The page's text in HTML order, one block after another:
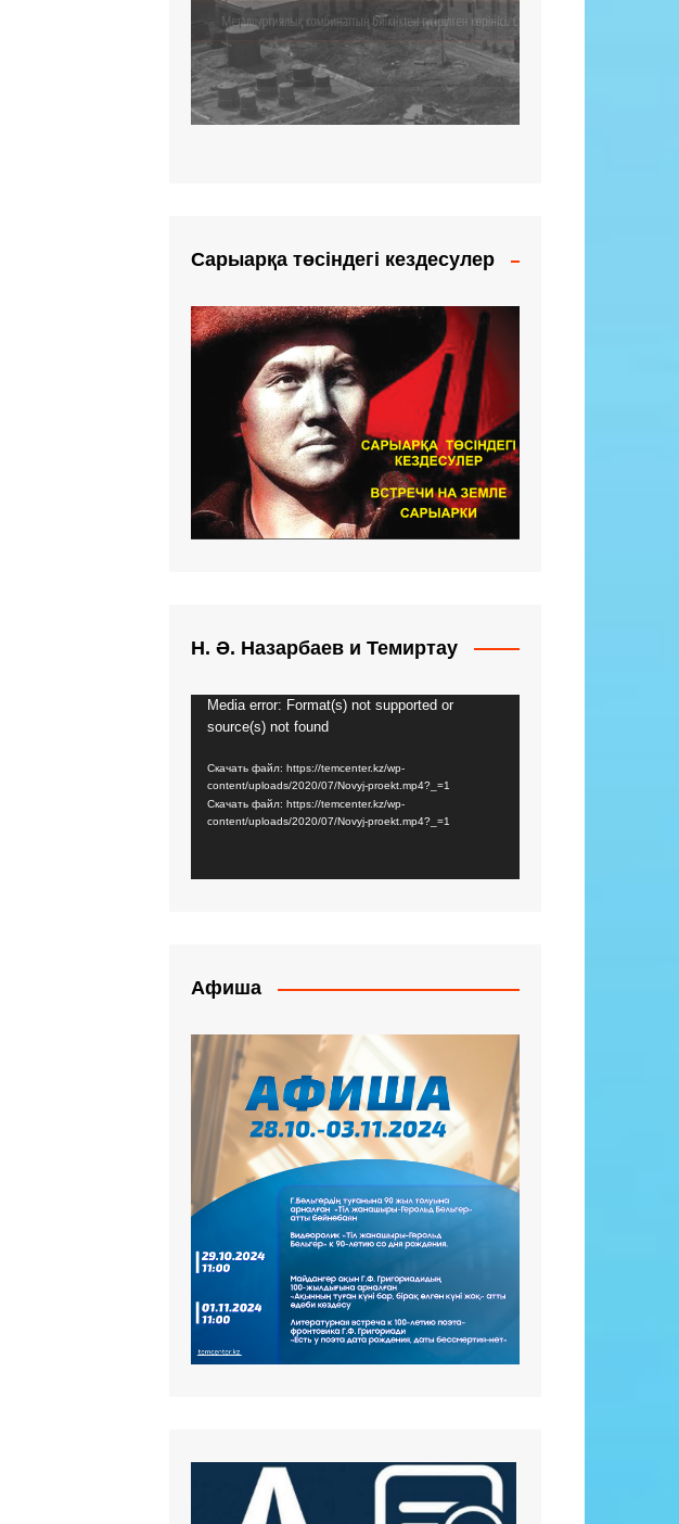
Сарыарқа төсіндегі кездесулер
Н. Ә. Назарбаев и Темиртау
Видеоплеер
Media error: Format(s) not supported or
source(s) not found
Скачать файл: https://temcenter.kz/wp-
content/uploads/2020/07/Novyj-proekt.mp4?_=1
Скачать файл: https://temcenter.kz/wp-
content/uploads/2020/07/Novyj-proekt.mp4?_=1
Афиша